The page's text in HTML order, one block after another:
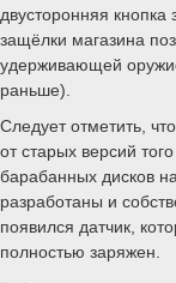
двусторонняя
защёлки магазина
удерживающей
раньше).
Следует отметить,
от старых версий
барабанных дисков
разработаны и
появился датчик,
полностью заряжен.